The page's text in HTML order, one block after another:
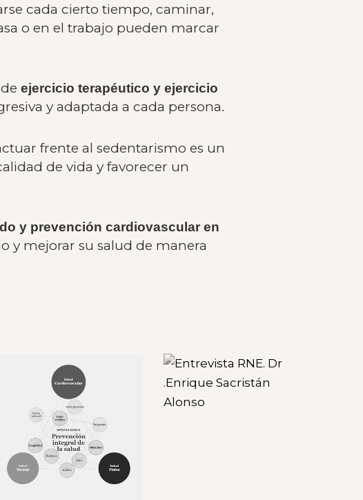
cada cierto tiempo, caminar,
o en el trabajo pueden marcar
ejercicio terapéutico y ejercicio
y adaptada a cada persona.
frente al sedentarismo es un
de vida y favorecer un
y prevención cardiovascular en
y mejorar su salud de manera